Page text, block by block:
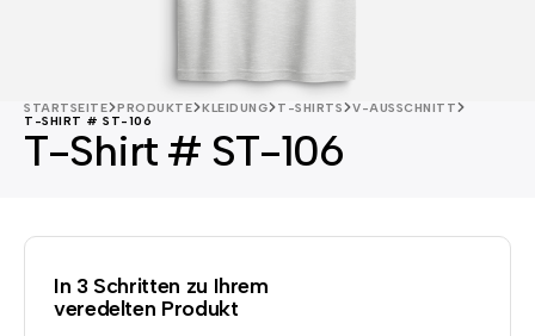
STARTSEITE PRODUKTE KLEIDUNG T-SHIRTS
V-AUSSCHNITT
T-SHIRT # ST-106
T-Shirt # ST-106
In 3 Schritten zu Ihrem
veredelten Produkt